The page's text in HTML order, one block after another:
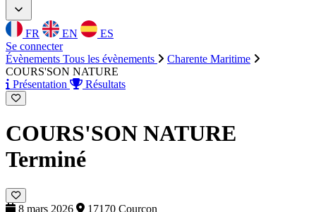
FR EN
ES
Se connecter
Évènements Tous les évènements
Charente Maritime
COURS'SON NATURE
Présentation
Résultats
COURS'SON NATURE
Terminé
8 mars 2026 17170 Courcon